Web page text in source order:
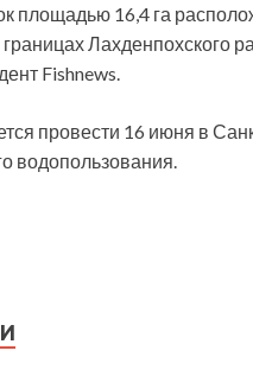
площадью 16,4 га
Лахденпохского
Fishnews.
провести 16 июня в
водопользования.